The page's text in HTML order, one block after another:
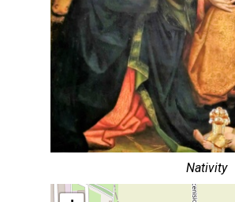
Nativity